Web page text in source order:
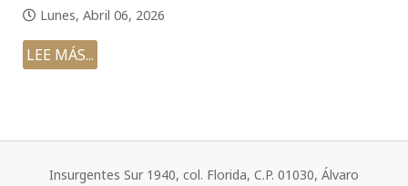
Lunes, Abril 06, 2026
LEE MÁS...
Insurgentes Sur 1940, col. Florida, C.P. 01030, Álvaro